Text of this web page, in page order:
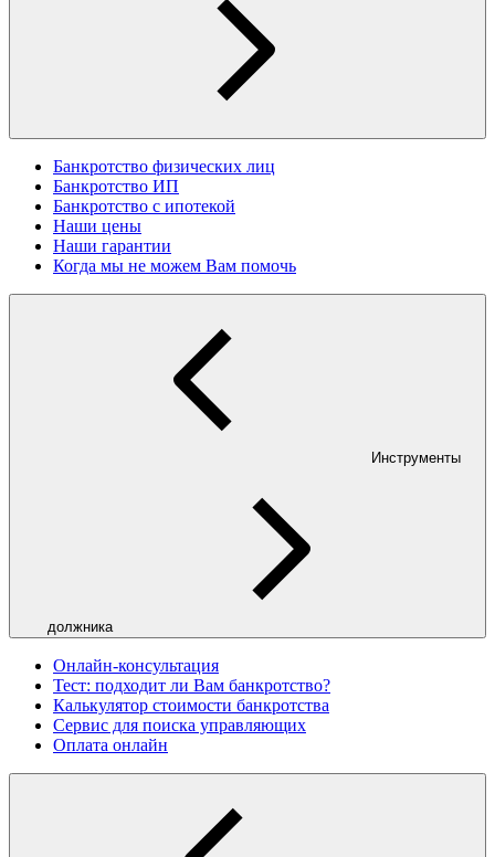
Банкротство физических лиц
Банкротство ИП
Банкротство с ипотекой
Наши цены
Наши гарантии
Когда мы не можем Вам помочь
Инструменты
должника
Онлайн-консультация
Тест: подходит ли Вам банкротство?
Калькулятор стоимости банкротства
Сервис для поиска управляющих
Оплата онлайн